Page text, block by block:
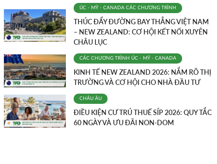
ÚC - MỸ - CANADA CÁC CHƯƠNG TRÌNH
THÚC ĐẨY ĐƯỜNG BAY THẲNG VIỆT NAM
– NEW ZEALAND: CƠ HỘI KẾT NỐI XUYÊN
CHÂU LỤC
CÁC CHƯƠNG TRÌNH ÚC - MỸ - CANADA
KINH TẾ NEW ZEALAND 2026: NẮM RÕ THỊ
TRƯỜNG VÀ CƠ HỘI CHO NHÀ ĐẦU TƯ
CHÂU ÂU
ĐIỀU KIỆN CƯ TRÚ THUẾ SÍP 2026: QUY TẮC
60 NGÀY VÀ ƯU ĐÃI NON-DOM